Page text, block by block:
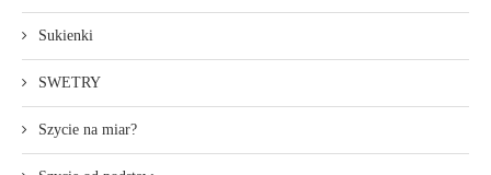
Sukienki
SWETRY
Szycie na miar?